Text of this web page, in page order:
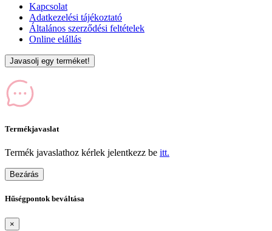
Kapcsolat
Adatkezelési tájékoztató
Általános szerződési feltételek
Online elállás
Javasolj egy terméket!
Termékjavaslat
Termék javaslathoz kérlek jelentkezz be itt.
Bezárás
Hűségpontok beváltása
×